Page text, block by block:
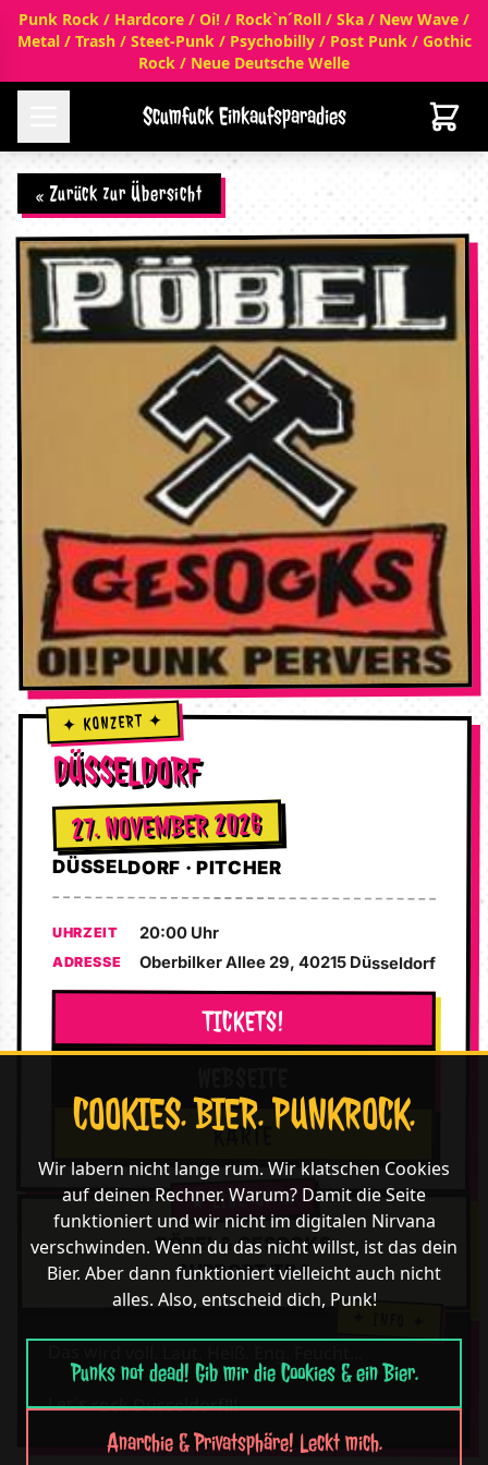
Punk Rock / Hardcore / Oi! / Rock`n´Roll / Ska / New Wave /
Metal / Trash / Steet-Punk / Psychobilly / Post Punk / Gothic
Rock / Neue Deutsche Welle
Scumfuck Einkaufsparadies
« Zurück zur Übersicht
DÜSSELDORF
27. NOVEMBER 2026
DÜSSELDORF · PITCHER
UHRZEIT 20:00 Uhr
ADRESSE Oberbilker Allee 29, 40215 Düsseldorf
TICKETS!
KARTE
PÖBEL & GESOCKS
SUPPORT TBA
Let´s rock Düsseldorf!!!
COOKIES. BIER. PUNKROCK.
Wir labern nicht lange rum. Wir klatschen Cookies
auf deinen Rechner. Warum? Damit die Seite
funktioniert und wir nicht im digitalen Nirvana
verschwinden. Wenn du das nicht willst, ist das dein
Bier. Aber dann funktioniert vielleicht auch nicht
alles. Also, entscheid dich, Punk!
Punks not dead! Gib mir die Cookies & ein Bier.
Anarchie & Privatsphäre! Leckt mich.